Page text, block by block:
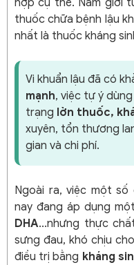
thuốc chữa bệnh lậu
nhất là thuốc kháng
Vi khuẩn lậu đã có
mạnh, việc tự ý
trạng lờn thuốc,
xuyên, tổn thương
gian và chi phí.
Ngoài ra, việc một số
nay đang áp dụng
DHA...nhưng thực
sưng đau, khó chịu
điều trị bằng kháng